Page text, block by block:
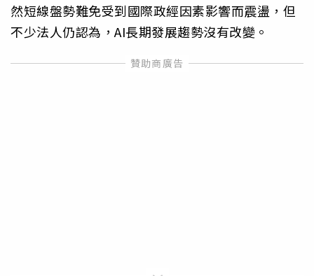
然短線盤勢難免受到國際政經因素影響而震盪，但
不少法人仍認為，AI長期發展趨勢沒有改變。